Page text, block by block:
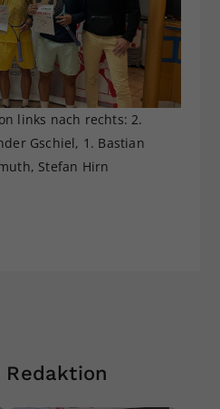
links nach rechts: 2.
Gschiel, 1. Bastian
Stefan Hirn